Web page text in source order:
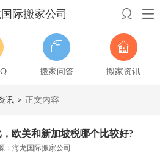
际搬家公司
市国际快递邮寄到新西兰哪个公司好？
怎么做？注意事项有哪些？
青岛市国际
些搬家方案？大连市国际搬家服务到中
分享搬家经历吗？
从长沙市国际快递邮
用哪种好？
搬家：家具海运到奥克兰怎么样能省
西兰旺格雷有点不一样 北京私人物品运
家？上海移民搬家到塞浦路斯，国际搬
搬家问答 搬家资讯
讯 > 正文内容
欧美和新加坡税哪个比较好?
：海龙国际搬家公司